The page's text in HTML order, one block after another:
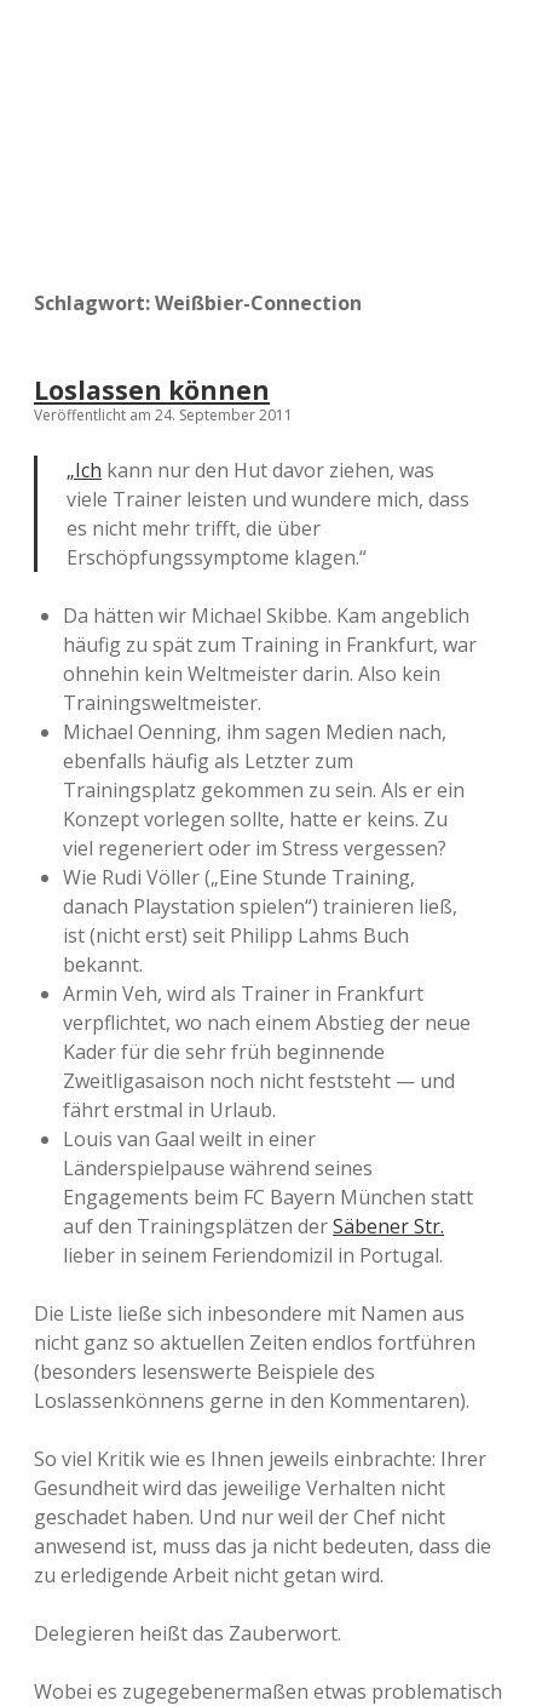
Schlagwort:Weißbier-Connection
Loslassen können
Veröffentlicht am 24. September 2011
„Ich kann nur den Hut davor ziehen, was
viele Trainer leisten und wundere mich, dass
es nicht mehr trifft, die über
Erschöpfungssymptome klagen.“
Da hätten wir Michael Skibbe. Kam angeblich
häufig zu spät zum Training in Frankfurt, war
ohnehin kein Weltmeister darin. Also kein
Trainingsweltmeister.
Michael Oenning, ihm sagen Medien nach,
ebenfalls häufig als Letzter zum
Trainingsplatz gekommen zu sein. Als er ein
Konzept vorlegen sollte, hatte er keins. Zu
viel regeneriert oder im Stress vergessen?
Wie Rudi Völler („Eine Stunde Training,
danach Playstation spielen“) trainieren ließ,
ist (nicht erst) seit Philipp Lahms Buch
bekannt.
Armin Veh, wird als Trainer in Frankfurt
verpflichtet, wo nach einem Abstieg der neue
Kader für die sehr früh beginnende
Zweitligasaison noch nicht feststeht — und
fährt erstmal in Urlaub.
Louis van Gaal weilt in einer
Länderspielpause während seines
Engagements beim FC Bayern München statt
auf den Trainingsplätzen derSäbener Str.
lieber in seinem Feriendomizil in Portugal.
Die Liste ließe sich inbesondere mit Namen aus
nicht ganz so aktuellen Zeiten endlos fortführen
(besonders lesenswerte Beispiele des
Loslassenkönnens gerne in den Kommentaren).
So viel Kritik wie es Ihnen jeweils einbrachte: Ihrer
Gesundheit wird das jeweilige Verhalten nicht
geschadet haben. Und nur weil der Chef nicht
anwesend ist, muss das ja nicht bedeuten, dass die
zu erledigende Arbeit nicht getan wird.
Delegieren heißt das Zauberwort.
Wobei es zugegebenermaßen etwas problematisch